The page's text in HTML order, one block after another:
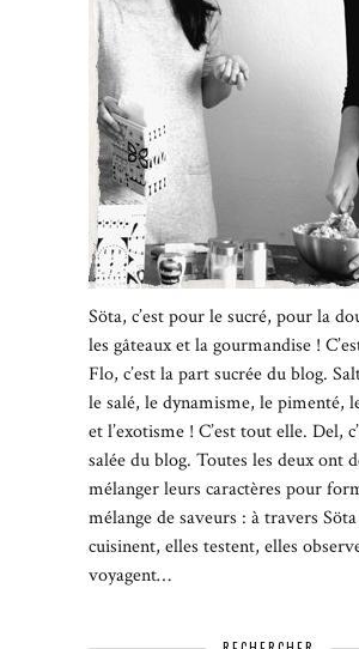
Söta, c’est pour le sucré, pour la
les gâteaux et la gourmandise !
Flo, c’est la part sucrée du blog.
le salé, le dynamisme, le pimenté,
et l’exotisme ! C’est tout elle. Del,
salée du blog. Toutes les deux ont
mélanger leurs caractères pour
mélange de saveurs : à travers
cuisinent, elles testent, elles
voyagent…